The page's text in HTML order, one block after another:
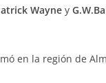
Wayne y
en la región de